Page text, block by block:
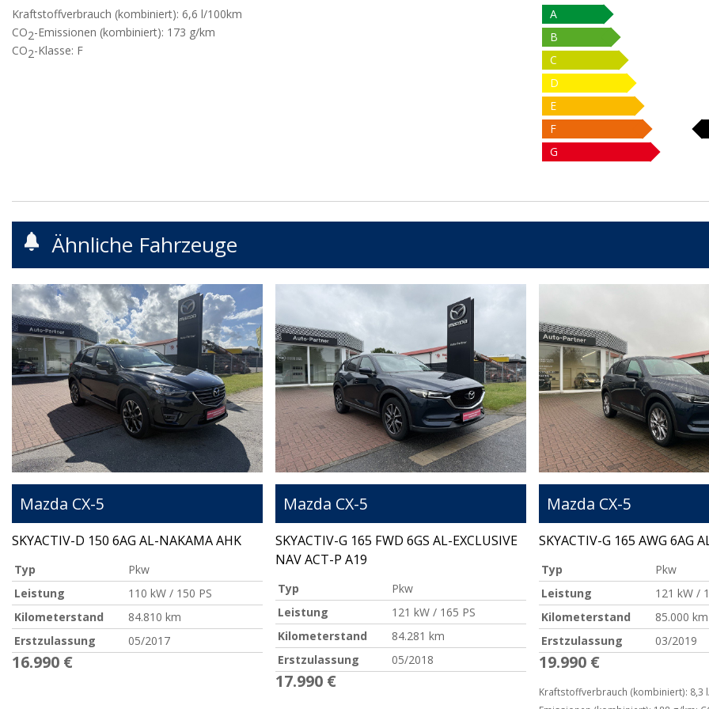
Kraftstoffverbrauch (kombiniert): 6,6 l/100km
CO2-Emissionen (kombiniert): 173 g/km
CO2-Klasse: F
A
B
C
D
E
F
G
Ähnliche Fahrzeuge
Mazda CX-5
SKYACTIV-D 150 6AG AL-NAKAMA AHK
Typ
Pkw
Leistung
110 kW / 150 PS
Kilometerstand
84.810 km
Erstzulassung
05/2017
16.990 €
Mazda CX-5
SKYACTIV-G 165 FWD 6GS AL-EXCLUSIVE
NAV ACT-P A19
Typ
Pkw
Leistung
121 kW / 165 PS
Kilometerstand
84.281 km
Erstzulassung
05/2018
17.990 €
Mazda CX-5
SKYACTIV-G 165 AWG 6AG
Typ
Pkw
Leistung
121 kW /
Kilometerstand
85.000 km
Erstzulassung
03/2019
19.990 €
Kraftstoffverbrauch (kombiniert): 8,3